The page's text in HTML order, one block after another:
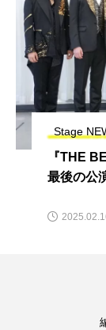
Stage
『THE
最後の公